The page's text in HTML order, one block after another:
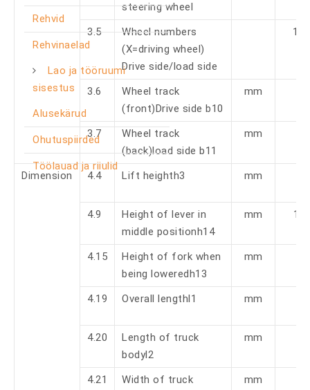
Rehvid
Rehvinaelad
Lao ja tööruumi
sisestus
Alusekärud
Ohutuspiirded
Töölauad ja riiulid
steering wheel
3.5
Wheel numbers
(X=driving wheel)
Drive side/load side
1x
3.6
Wheel track
(front)Drive side b10
mm
3.7
Wheel track
(back)load side b11
mm
Dimension 4.4 Lift heighth3 mm
4.9
Height of lever in
middle positionh14
mm
4.15
Height of fork when
being loweredh13
mm
4.19 Overall lengthl1 mm
4.20
Length of truck
bodyl2
mm
4.21
Width of truck
mm